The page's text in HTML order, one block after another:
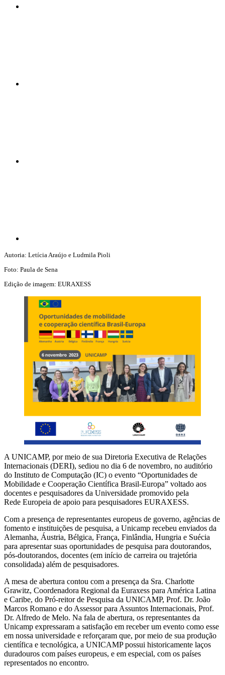
Autoria: Letícia Araújo e Ludmila Pioli
Foto: Paula de Sena
Edição de imagem: EURAXESS
A UNICAMP, por meio de sua Diretoria Executiva de Relações
Internacionais (DERI), sediou no dia 6 de novembro, no auditório
do Instituto de Computação (IC) o evento “Oportunidades de
Mobilidade e Cooperação Científica Brasil-Europa” voltado aos
docentes e pesquisadores da Universidade promovido pela
Rede Europeia de apoio para pesquisadores EURAXESS.
Com a presença de representantes europeus de governo, agências de
fomento e instituições de pesquisa, a Unicamp recebeu enviados da
Alemanha, Áustria, Bélgica, França, Finlândia, Hungria e Suécia
para apresentar suas oportunidades de pesquisa para doutorandos,
pós-doutorandos, docentes (em início de carreira ou trajetória
consolidada) além de pesquisadores.
A mesa de abertura contou com a presença da Sra. Charlotte
Grawitz, Coordenadora Regional da Euraxess para América Latina
e Caribe, do Pró-reitor de Pesquisa da UNICAMP, Prof. Dr. João
Marcos Romano e do Assessor para Assuntos Internacionais, Prof.
Dr. Alfredo de Melo. Na fala de abertura, os representantes da
Unicamp expressaram a satisfação em receber um evento como esse
em nossa universidade e reforçaram que, por meio de sua produção
científica e tecnológica, a UNICAMP possui historicamente laços
duradouros com países europeus, e em especial, com os países
representados no encontro.